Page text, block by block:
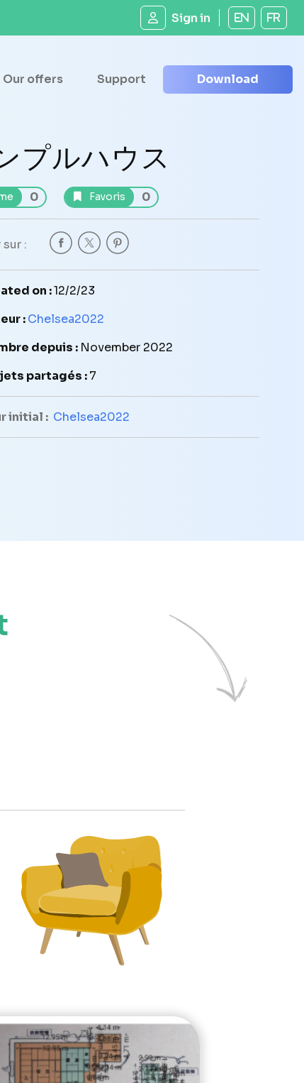
Sign in EN FR
Our offers Support Download
プルハウス
0 Favoris 0
:
on :12/2/23
:Chelsea2022
depuis : November 2022
partagés :7
initial : Chelsea2022